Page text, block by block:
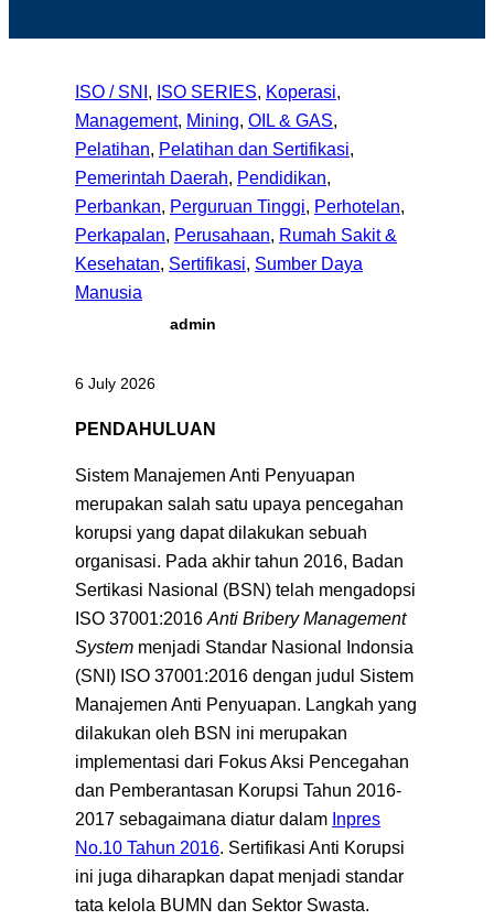
ISO / SNI , ISO SERIES, Koperasi
Management, Mining, OIL & GAS
Pelatihan, Pelatihan dan Sertifikasi
Pemerintah Daerah, Pendidikan
Perbankan, Perguruan Tinggi, Perhotelan
Perkapalan, Perusahaan, Rumah Sakit &
Kesehatan, Sertifikasi, Sumber Daya
Manusia
admin
6 July 2026
PENDAHULUAN
Sistem Manajemen Anti Penyuapan
merupakan salah satu upaya pencegahan
korupsi yang dapat dilakukan sebuah
organisasi. Pada akhir tahun 2016, Badan
Sertikasi Nasional (BSN) telah mengadopsi
ISO 37001:2016 Anti Bribery Management
System menjadi Standar Nasional Indonsia
(SNI) ISO 37001:2016 dengan judul Sistem
Manajemen Anti Penyuapan. Langkah yang
dilakukan oleh BSN ini merupakan
implementasi dari Fokus Aksi Pencegahan
dan Pemberantasan Korupsi Tahun 2016-
2017 sebagaimana diatur dalam Inpres
No.10 Tahun 2016. Sertifikasi Anti Korupsi
ini juga diharapkan dapat menjadi standar
tata kelola BUMN dan Sektor Swasta.